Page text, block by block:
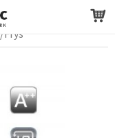
Frys